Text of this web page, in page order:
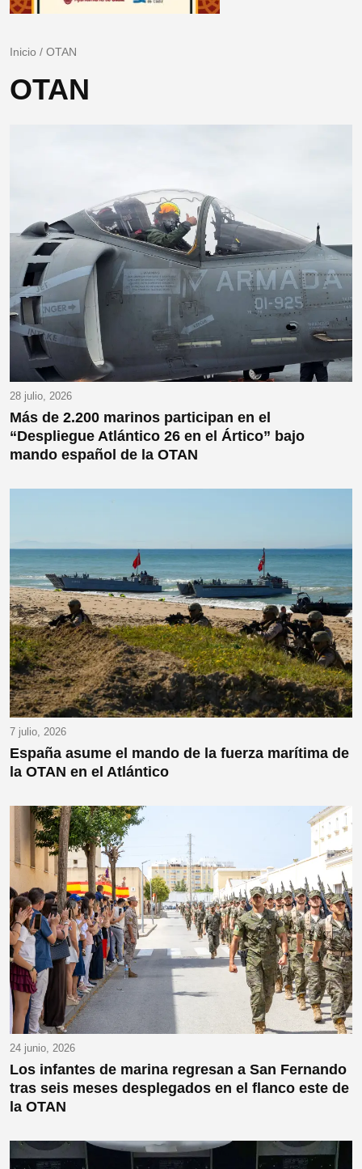
Inicio / OTAN
OTAN
28 julio, 2026
Más de 2.200 marinos participan en el
“Despliegue Atlántico 26 en el Ártico” bajo
mando español de la OTAN
7 julio, 2026
España asume el mando de la fuerza marítima de
la OTAN en el Atlántico
24 junio, 2026
Los infantes de marina regresan a San Fernando
tras seis meses desplegados en el flanco este de
la OTAN